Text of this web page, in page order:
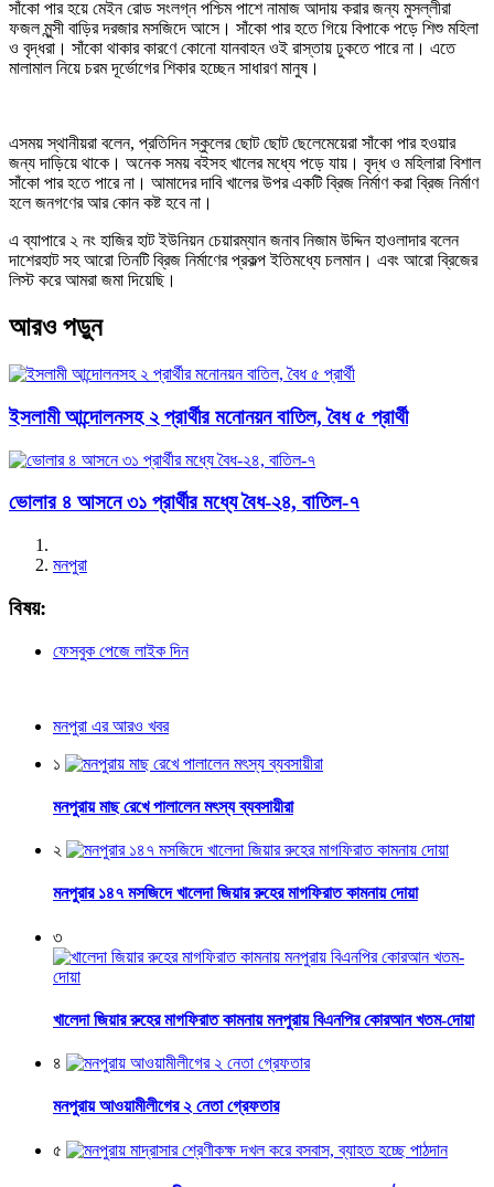
সাঁকো পার হয়ে মেইন রোড সংলগ্ন পশ্চিম পাশে নামাজ আদায় করার জন্য মুসল্লীরা
ফজল মুন্সী বাড়ির দরজার মসজিদে আসে। সাঁকো পার হতে গিয়ে বিপাকে পড়ে শিশু মহিলা
ও বৃদ্ধরা। সাঁকো থাকার কারণে কোনো যানবাহন ওই রাস্তায় ঢুকতে পারে না। এতে
মালামাল নিয়ে চরম দূর্ভোগের শিকার হচ্ছেন সাধারণ মানুষ।
এসময় স্থানীয়রা বলেন, প্রতিদিন স্কুলের ছোট ছোট ছেলেমেয়েরা সাঁকো পার হওয়ার
জন্য দাড়িয়ে থাকে। অনেক সময় বইসহ খালের মধ্যে পড়ে যায়। বৃদ্ধ ও মহিলারা বিশাল
সাঁকো পার হতে পারে না। আমাদের দাবি খালের উপর একটি ব্রিজ নির্মাণ করা ব্রিজ নির্মাণ
হলে জনগণের আর কোন কষ্ট হবে না।
এ ব্যাপারে ২ নং হাজির হাট ইউনিয়ন চেয়ারম্যান জনাব নিজাম উদ্দিন হাওলাদার বলেন
দাশেরহাট সহ আরো তিনটি ব্রিজ নির্মাণের প্রকল্প ইতিমধ্যে চলমান। এবং আরো ব্রিজের
লিস্ট করে আমরা জমা দিয়েছি।
আরও পড়ুন
ইসলামী আন্দোলনসহ ২ প্রার্থীর মনোনয়ন বাতিল, বৈধ ৫ প্রার্থী
ভোলার ৪ আসনে ৩১ প্রার্থীর মধ্যে বৈধ-২৪, বাতিল-৭
মনপুরা
বিষয়:
ফেসবুক পেজে লাইক দিন
মনপুরা এর আরও খবর
১
মনপুরায় মাছ রেখে পালালেন মৎস্য ব্যবসায়ীরা
২
মনপুরার ১৪৭ মসজিদে খালেদা জিয়ার রুহের মাগফিরাত কামনায় দোয়া
৩
খালেদা জিয়ার রুহের মাগফিরাত কামনায় মনপুরায় বিএনপির কোরআন খতম-দোয়া
৪
মনপুরায় আওয়ামীলীগের ২ নেতা গ্রেফতার
৫